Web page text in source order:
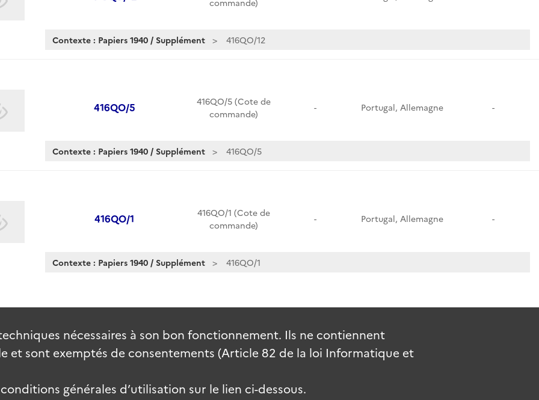
commande)
Contexte : Papiers 1940 / Supplément 416QO/12
416QO/5
416QO/5 (Cote de
commande)
- Portugal, Allemagne -
Contexte : Papiers 1940 / Supplément 416QO/5
416QO/1
416QO/1 (Cote de
commande)
- Portugal, Allemagne -
Contexte : Papiers 1940 / Supplément 416QO/1
nécessaires à son bon fonctionnement. Ils ne contiennent
et sont exemptés de consentements (Article 82 de la loi Informatique et
générales d’utilisation sur le lien ci-dessous.